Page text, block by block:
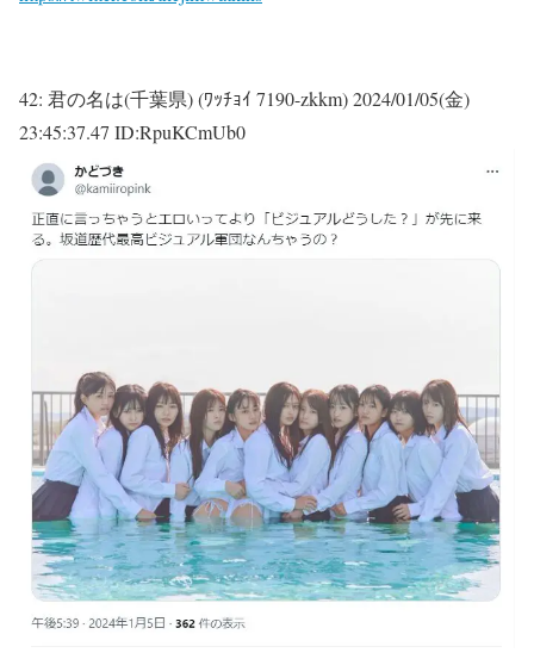
42: 君の名は(千葉県) (ﾜｯﾁｮｲ 7190-zkkm)2024/01/05(金)
23:45:37.47 ID:RpuKCmUb0